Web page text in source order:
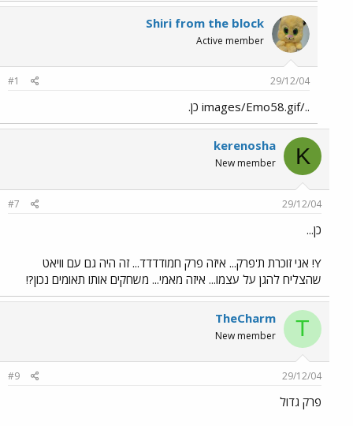
Shiri from the block
Active member
29/12/04
#1
../images/Emo58.gif כן.
K
kerenosha
New member
29/12/04
#7
כן...
Y! אני זוכרת ת'פרק... איזה פרק חמודדדד... זה היה גם עם וויאט
שהצליח להגן על עצמו... איזה מאמי... משחקים אותו תאומים נכון?!
T
TheCharm
New member
29/12/04
#9
פרק גדול